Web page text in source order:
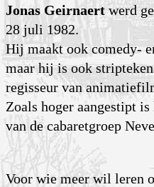
Jonas Geirnaertwerd
28 juli 1982.
Hij maakt ook comedy-
maar hij is ook
regisseur van
Zoals hoger aangestipt
van de cabaretgroep
Voor wie meer wil leren